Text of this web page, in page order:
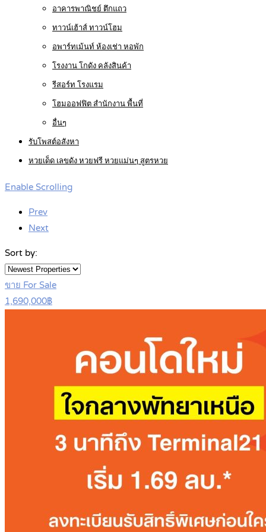
อาคารพาณิชย์ ตึกแถว
ทาวน์เฮ้าส์ ทาวน์โฮม
อพาร์ทเม้นท์ ห้องเช่า หอพัก
โรงงาน โกดัง คลังสินค้า
รีสอร์ท โรงแรม
โฮมออฟฟิต สำนักงาน พื้นที่
อื่นๆ
รับโพสต์อสังหา
หวยเด็ด เลขดัง หวยฟรี หวยแม่นๆ สูตรหวย
Enable Scrolling
Prev
Next
Sort by:
ขาย For Sale
1,690,000฿